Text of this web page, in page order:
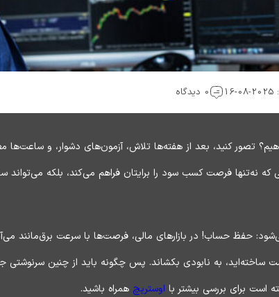
0 دیدگاه
تصور کنید، بعد از هفته‌ها تلاش، آزمون‌های دشوار، و ساعت‌ها
که نه‌تنها فرصت کسب سود را برایتان فراهم می‌کند، بلکه می‌تواند
حفظ حساب! در بازارهای مالی، فرصت‌ها با سرعت برق‌مانند
ساخته‌اید، به نابودی بکشاند. پس چگونه باید از چنین سرنوشتی
است برای بررسی بیشتر با اوستریچ همراه باشید.